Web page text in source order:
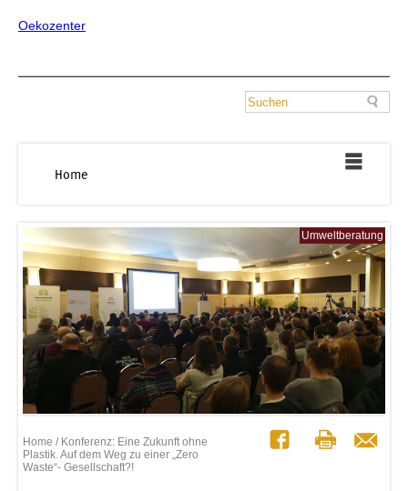
Oekozenter
Home
Umweltberatung
Home / Konferenz: Eine Zukunft ohne
Plastik. Auf dem Weg zu einer „Zero
Waste“- Gesellschaft?!